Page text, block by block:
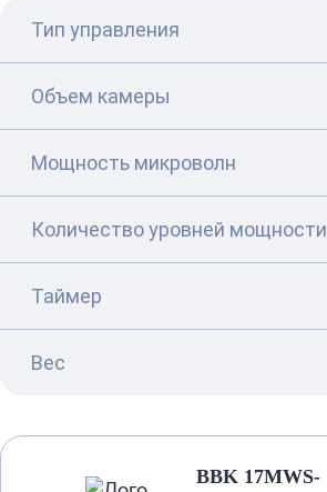
Тип управления
Объем камеры
Мощность микроволн
Количество уровней мощности
Таймер
Вес
BBK 17MWS-